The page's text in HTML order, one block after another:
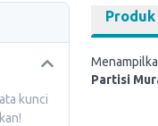
kunci
Produk
Partisi